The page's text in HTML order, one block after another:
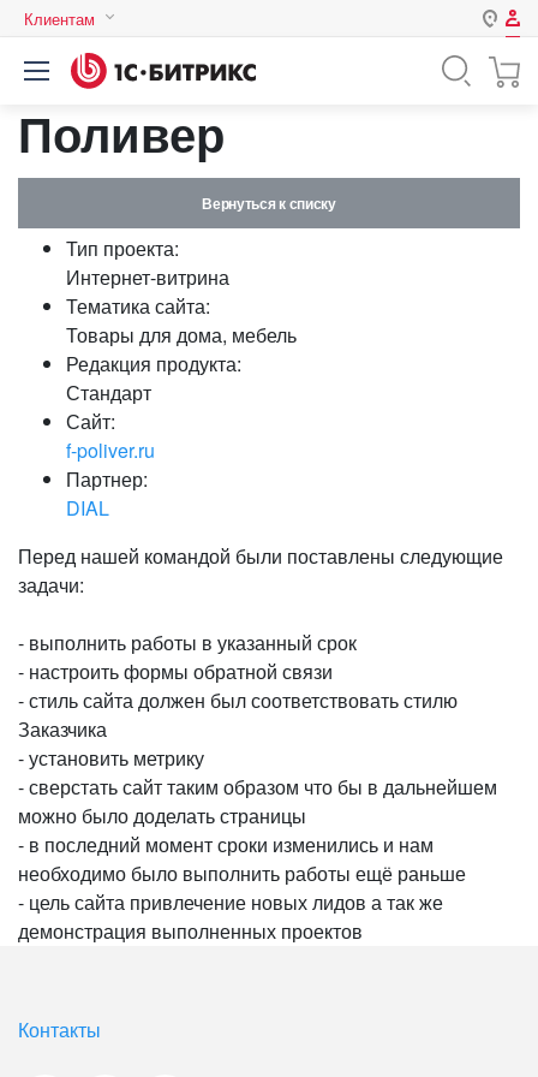
Клиентам
Авторизация
Логин
Пароль
Запомнить меня на этом
Поливер
Вернуться к списку
Тип проекта:
Интернет-витрина
Тематика сайта:
Товары для дома, мебель
Редакция продукта:
Стандарт
Сайт:
f-poliver.ru
Партнер:
DIAL
Перед нашей командой были поставлены следующие
задачи:
- выполнить работы в указанный срок
- настроить формы обратной связи
- стиль сайта должен был соответствовать стилю
Заказчика
- установить метрику
- сверстать сайт таким образом что бы в дальнейшем
можно было доделать страницы
- в последний момент сроки изменились и нам
необходимо было выполнить работы ещё раньше
- цель сайта привлечение новых лидов а так же
демонстрация выполненных проектов
Контакты